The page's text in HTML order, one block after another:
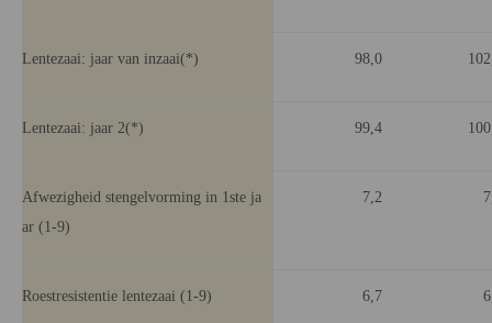
Lentezaai: jaar van inzaai(*) 98,0
Lentezaai: jaar 2(*) 99,4
Afwezigheid stengelvorming in 1ste ja
ar (1-9)
7,2
Roestresistentie lentezaai (1-9) 6,7